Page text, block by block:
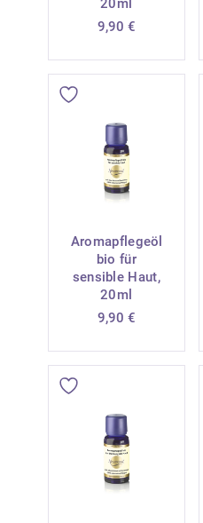
20ml
9,90 €
Aromapflegeöl
bio für
sensible Haut,
20ml
9,90 €